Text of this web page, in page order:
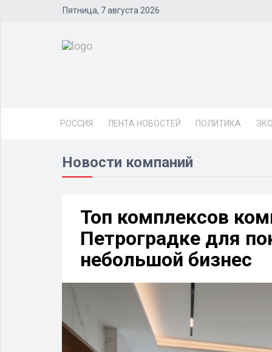
Пятница, 7 августа 2026
РОССИЯ ЛЕНТА НОВОСТЕЙ ПОЛИТИКА
Новости компаний
Топ комплексов
Петроградке для
небольшой бизнес